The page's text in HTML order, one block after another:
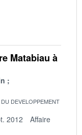
Matabiau à
DEVELOPPEMENT
2012
Affaire